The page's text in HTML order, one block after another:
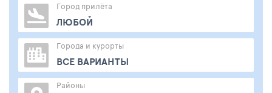
Город прилёта
ЛЮБОЙ
Города и курорты
ВСЕ ВАРИАНТЫ
Районы